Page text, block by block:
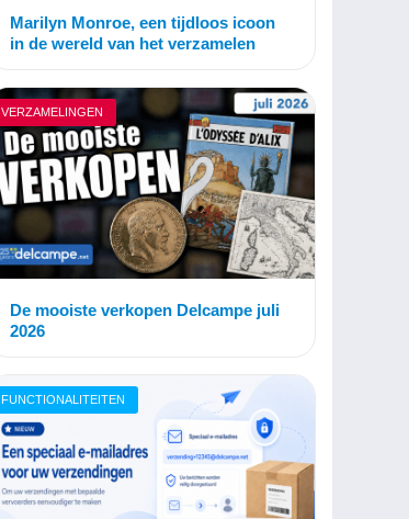
Marilyn Monroe, een tijdloos icoon
in de wereld van het verzamelen
VERZAMELINGEN
De mooiste verkopen Delcampe juli
2026
FUNCTIONALITEITEN